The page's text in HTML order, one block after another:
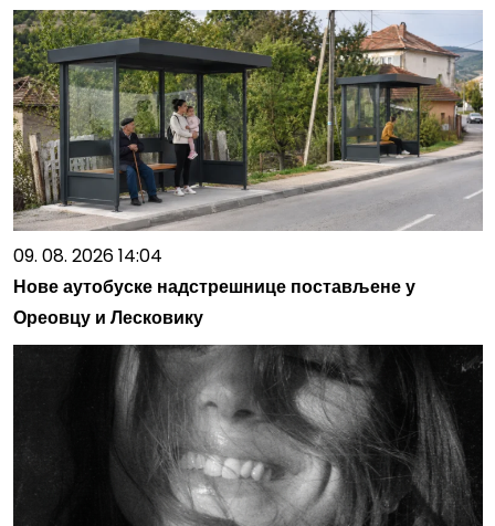
09. 08. 2026 14:04
Нове аутобуске надстрешнице постављене у
Ореовцу и Лесковику